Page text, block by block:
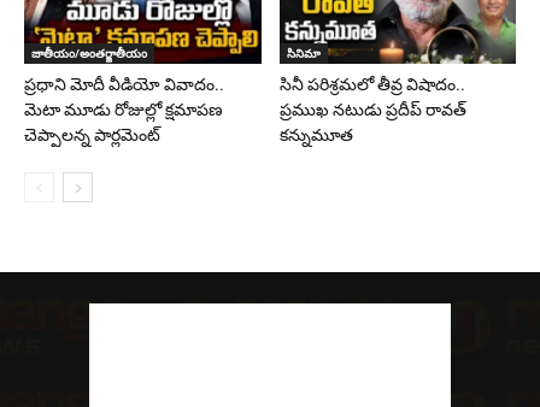
జాతీయం/అంతర్జాతీయం
ప్రధాని మోదీ వీడియో వివాదం..
మెటా మూడు రోజుల్లో క్షమాపణ
చెప్పాలన్న పార్లమెంట్
సినిమా
సినీ పరిశ్రమలో తీవ్ర విషాదం..
ప్రముఖ నటుడు ప్రదీప్ రావత్
కన్నుమూత